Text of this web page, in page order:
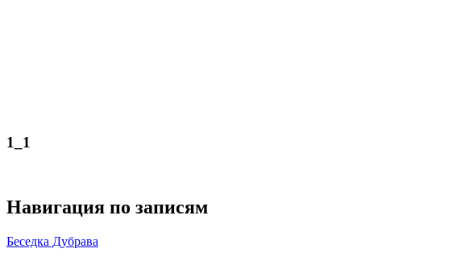
1_1
Навигация по записям
Беседка Дубрава